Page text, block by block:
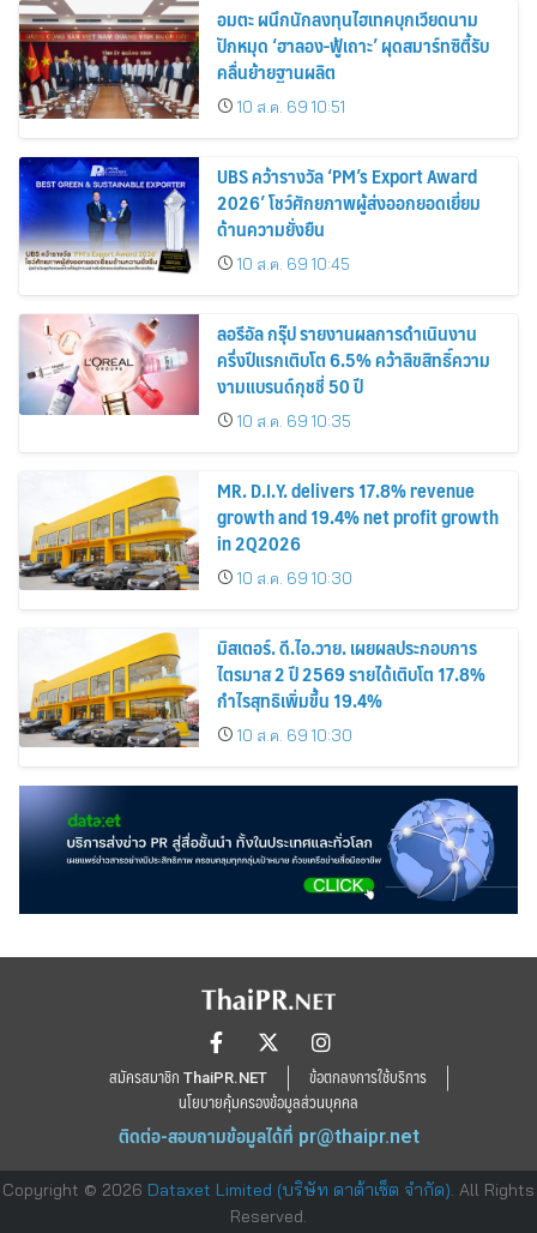
อมตะ ผนึกนักลงทุนไฮเทคบุกเวียดนาม
ปักหมุด ‘ฮาลอง-ฟู้เถาะ’ ผุดสมาร์ทซิตี้รับ
คลื่นย้ายฐานผลิต
10 ส.ค. 69 10:51
UBS คว้ารางวัล ‘PM’s Export Award
2026’ โชว์ศักยภาพผู้ส่งออกยอดเยี่ยม
ด้านความยั่งยืน
10 ส.ค. 69 10:45
ลอรีอัล กรุ๊ป รายงานผลการดำเนินงาน
ครึ่งปีแรกเติบโต 6.5% คว้าลิขสิทธิ์ความ
งามแบรนด์กุชชี่ 50 ปี
10 ส.ค. 69 10:35
MR. D.I.Y. delivers 17.8% revenue
growth and 19.4% net profit growth
in 2Q2026
10 ส.ค. 69 10:30
มิสเตอร์. ดี.ไอ.วาย. เผยผลประกอบการ
ไตรมาส 2 ปี 2569 รายได้เติบโต 17.8%
กำไรสุทธิเพิ่มขึ้น 19.4%
10 ส.ค. 69 10:30
สมัครสมาชิก ThaiPR.NET
ข้อตกลงการใช้บริการ
นโยบายคุ้มครองข้อมูลส่วนบุคคล
ติดต่อ-สอบถามข้อมูลได้ที่ pr@thaipr.net
Copyright © 2026 Dataxet Limited (บริษัท ดาต้าเซ็ต จำกัด). All Rights
Reserved.